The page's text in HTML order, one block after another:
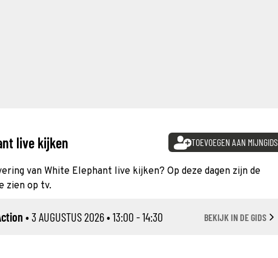
live kijken TOEVOEGEN AAN MIJNGIDS
van White Elephant live kijken? Op deze dagen zijn de
zien op tv.
•3 AUGUSTUS 2026• 13:00 - 14:30 BEKIJK IN DE GIDS